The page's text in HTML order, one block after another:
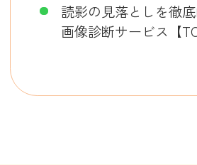
読影の見落としを徹
画像診断サービス【